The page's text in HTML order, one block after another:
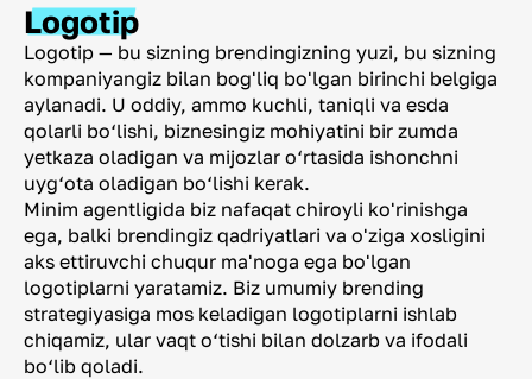
Logotip
Logotip — bu sizning brendingizning yuzi, bu sizning
kompaniyangiz bilan bog'liq bo'lgan birinchi belgiga
aylanadi. U oddiy, ammo kuchli, taniqli va esda
qolarli bo‘lishi, biznesingiz mohiyatini bir zumda
yetkaza oladigan va mijozlar o‘rtasida ishonchni
uyg‘ota oladigan bo‘lishi kerak.
Minim agentligida biz nafaqat chiroyli ko'rinishga
ega, balki brendingiz qadriyatlari va o'ziga xosligini
aks ettiruvchi chuqur ma'noga ega bo'lgan
logotiplarni yaratamiz. Biz umumiy brending
strategiyasiga mos keladigan logotiplarni ishlab
chiqamiz, ular vaqt o‘tishi bilan dolzarb va ifodali
bo‘lib qoladi.